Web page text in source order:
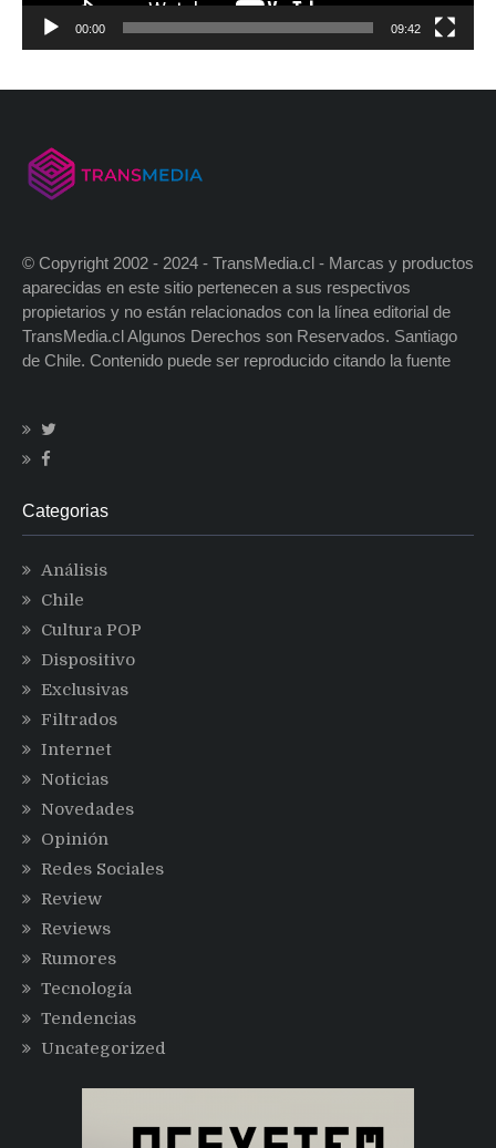
00:00 09:42
© Copyright 2002 - 2024 - TransMedia.cl - Marcas y productos
aparecidas en este sitio pertenecen a sus respectivos
propietarios y no están relacionados con la línea editorial de
TransMedia.cl Algunos Derechos son Reservados. Santiago
de Chile. Contenido puede ser reproducido citando la fuente
Categorias
Análisis
Chile
Cultura POP
Dispositivo
Exclusivas
Filtrados
Internet
Noticias
Novedades
Opinión
Redes Sociales
Review
Reviews
Rumores
Tecnología
Tendencias
Uncategorized